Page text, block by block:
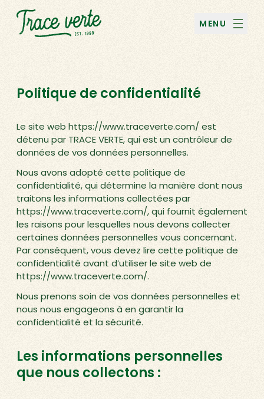
MENU
Politique de confidentialité
Le site web https://www.traceverte.com/ est
détenu par TRACE VERTE, qui est un contrôleur de
données de vos données personnelles.
Nous avons adopté cette politique de
confidentialité, qui détermine la manière dont nous
traitons les informations collectées par
https://www.traceverte.com/, qui fournit également
les raisons pour lesquelles nous devons collecter
certaines données personnelles vous concernant.
Par conséquent, vous devez lire cette politique de
confidentialité avant d’utiliser le site web de
https://www.traceverte.com/.
Nous prenons soin de vos données personnelles et
nous nous engageons à en garantir la
confidentialité et la sécurité.
Les informations personnelles
que nous collectons :